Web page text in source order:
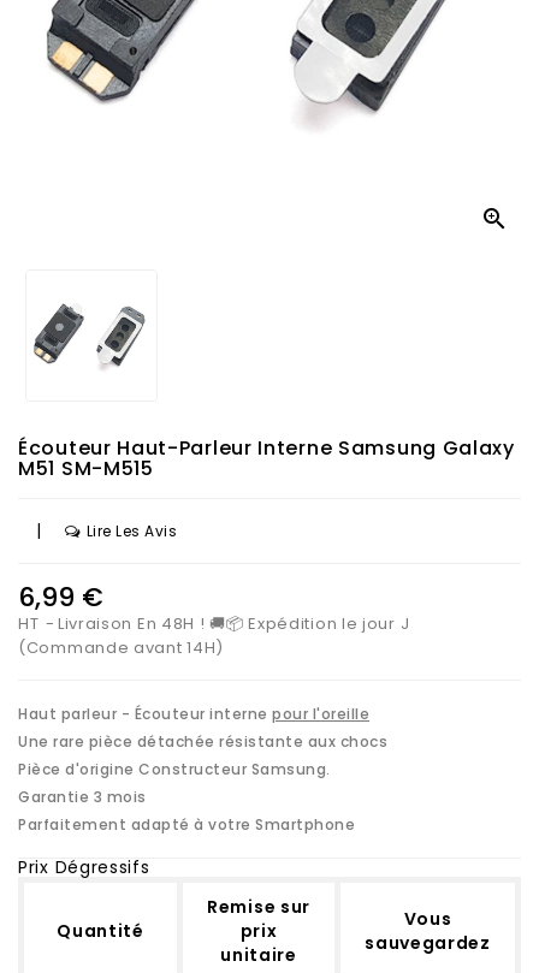

Écouteur Haut-Parleur Interne Samsung Galaxy
M51 SM-M515
| Lire Les Avis
6,99 €
HT
Livraison En 48H ! 🚚📦 Expédition le jour J
(Commande avant 14H)
Haut parleur - Écouteur interne pour l'oreille
Une rare pièce détachée résistante aux chocs
Pièce d'origine Constructeur Samsung.
Garantie 3 mois
Parfaitement adapté à votre Smartphone
Prix Dégressifs
Quantité
Remise sur
prix
unitaire
Vous
sauvegardez